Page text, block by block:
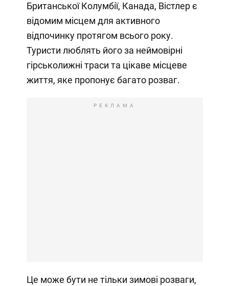
Британської Колумбії, Канада, Вістлер є
відомим місцем для активного
відпочинку протягом всього року.
Туристи люблять його за неймовірні
гірськолижні траси та цікаве місцеве
життя, яке пропонує багато розваг.
РЕКЛАМА
Це може бути не тільки зимові розваги,